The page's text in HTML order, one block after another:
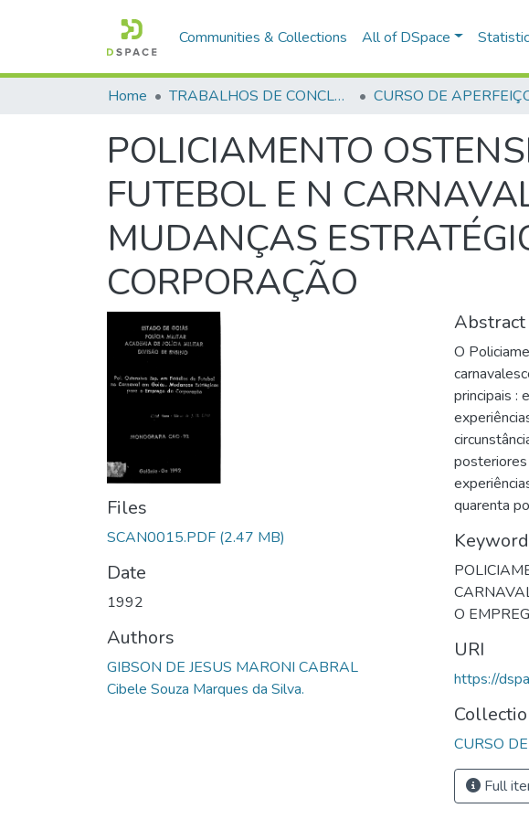
Communities & Collections All of DSpace
Home TRABALHOS DE CONCLUSÃO DE CURSO - CAO (CURSO DE APERFEIÇOAMENTO DE OFICIAIS)
POLICIAMENTO
FUTEBOL E N
MUDANÇAS
CORPORAÇÃO
Files
SCAN0015.PDF (2.47 MB)
Date
1992
Authors
GIBSON DE JESUS MARONI CABRAL
Cibele Souza Marques da Silva.
Abstract
O
principais :
posteriores
quarenta
O
URI
https://
CURSO
Full